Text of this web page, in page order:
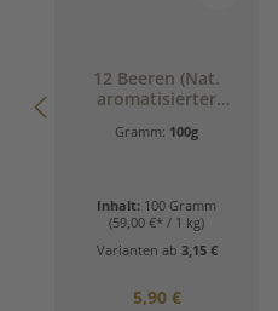
12 Beeren (Nat.
aromatisierter
Saftig. Wild.)
Gramm: 100g
Inhalt: 100 Gramm
(59,00 €* / 1 kg)
Varianten ab 3,15 €
Regulärer Preis:
5,90 €